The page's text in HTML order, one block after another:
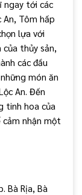
ngay tới các
An, Tôm hấp
lựa với
thủy sản,
các đầu
món ăn
An. Đến
tinh hoa của
cảm nhận một
Bà Rịa, Bà